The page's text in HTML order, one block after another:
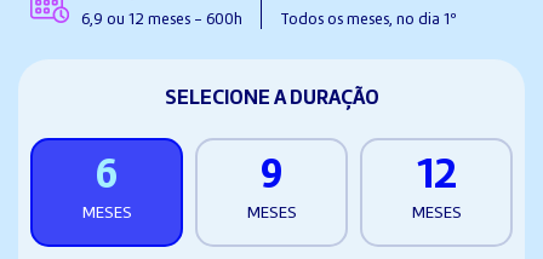
6,9 ou 12 meses - 600h Todos os meses, no dia 1º
SELECIONE A DURAÇÃO
6
MESES
9
MESES
12
MESES